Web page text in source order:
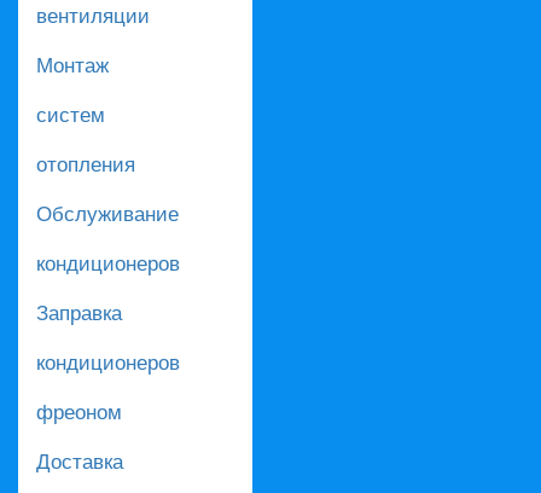
вентиляции
Монтаж
систем
отопления
Обслуживание
кондиционеров
Заправка
кондиционеров
фреоном
Доставка